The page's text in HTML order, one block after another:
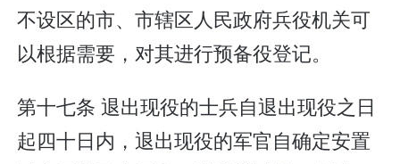
不设区的市、市辖区人民政府兵役机关可
以根据需要，对其进行预备役登记。
第十七条 退出现役的士兵自退出现役之日
起四十日内，退出现役的军官自确定安置